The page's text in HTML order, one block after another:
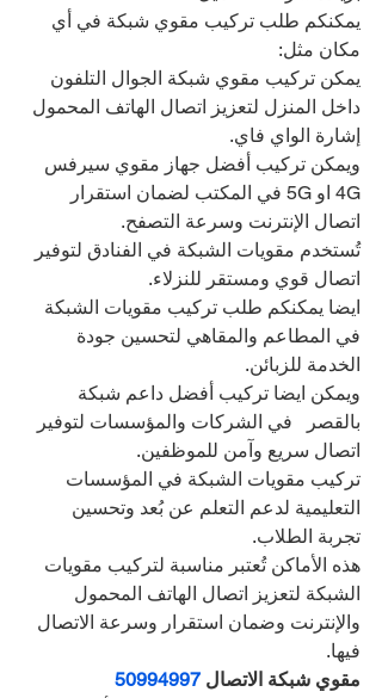
يمكنكم طلب تركيب مقوي شبكة في أي
مكان مثل:
يمكن تركيب مقوي شبكة الجوال التلفون
داخل المنزل لتعزيز اتصال الهاتف المحمول
إشارة الواي فاي.
ويمكن تركيب أفضل جهاز مقوي سيرفس
4G او 5G في المكتب لضمان استقرار
اتصال الإنترنت وسرعة التصفح.
تُستخدم مقويات الشبكة في الفنادق لتوفير
اتصال قوي ومستقر للنزلاء.
ايضا يمكنكم طلب تركيب مقويات الشبكة
في المطاعم والمقاهي لتحسين جودة
الخدمة للزبائن.
ويمكن ايضا تركيب أفضل داعم شبكة
بالقصر   في الشركات والمؤسسات لتوفير
اتصال سريع وآمن للموظفين.
تركيب مقويات الشبكة في المؤسسات
التعليمية لدعم التعلم عن بُعد وتحسين
تجربة الطلاب.
هذه الأماكن تُعتبر مناسبة لتركيب مقويات
الشبكة لتعزيز اتصال الهاتف المحمول
والإنترنت وضمان استقرار وسرعة الاتصال
فيها.
مقوي شبكة الاتصال 50994997